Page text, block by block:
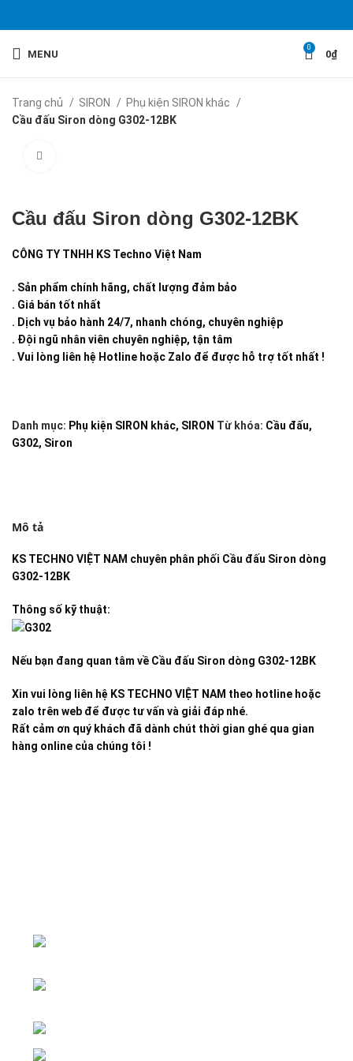
MENU
0
0₫
Trang chủ SIRON
Phụ kiện SIRON khác
Cầu đấu Siron dòng G302-12BK
Cầu đấu Siron dòng G302-12BK
CÔNG TY TNHH KS Techno Việt Nam
. Sản phẩm chính hãng, chất lượng đảm bảo
. Giá bán tốt nhất
. Dịch vụ bảo hành 24/7, nhanh chóng, chuyên nghiệp
. Đội ngũ nhân viên chuyên nghiệp, tận tâm
. Vui lòng liên hệ Hotline hoặc Zalo để được hỗ trợ tốt nhất !
Danh mục: Phụ kiện SIRON khác, SIRON Từ khóa: Cầu đấu,
G302, Siron
Mô tả
KS TECHNO VIỆT NAM chuyên phân phối Cầu đấu Siron dòng
G302-12BK
Thông số kỹ thuật:
Nếu bạn đang quan tâm về Cầu đấu Siron dòng G302-12BK
Xin vui lòng liên hệ KS TECHNO VIỆT NAM theo hotline hoặc
zalo trên web để được tư vấn và giải đáp nhé.
Rất cảm ơn quý khách đã dành chút thời gian ghé qua gian
hàng online của chúng tôi !